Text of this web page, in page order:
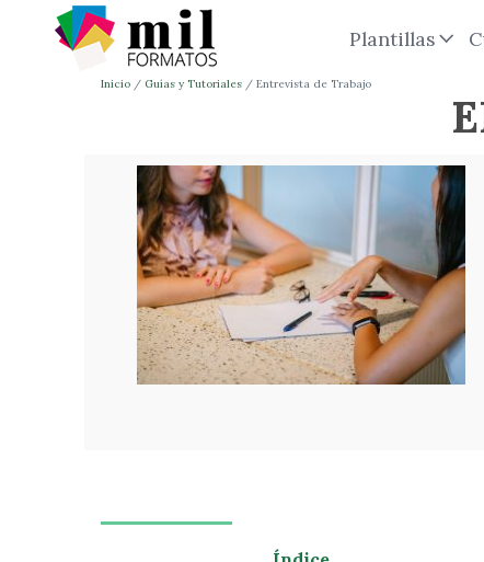
Plantillas
Inicio Guías y Tutoriales Entrevista de Trabajo